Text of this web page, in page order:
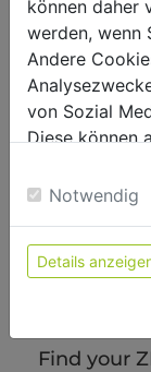
ZIPPER
You can
products
Find your
können daher
werden, wenn
Andere
von Sozial
Diese können
Einwilligung zu
Notwendig
Details